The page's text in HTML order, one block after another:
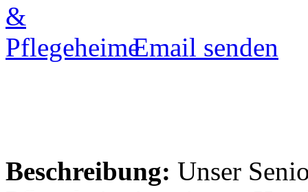
Email senden
Beschreibung: Unser